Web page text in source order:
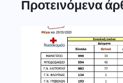
Προτεινόμενα